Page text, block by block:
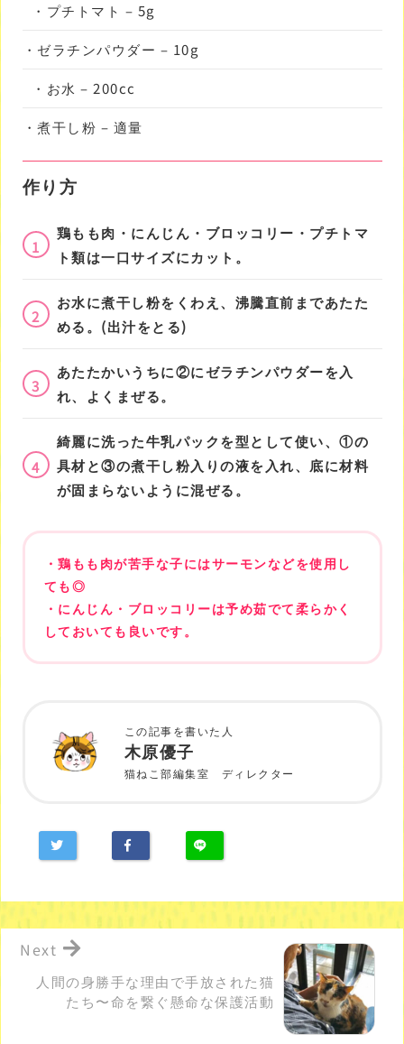
・プチトマト – 5g
・ゼラチンパウダー – 10g
・お水 – 200cc
・煮干し粉 – 適量
作り方
1
鶏もも肉・にんじん・ブロッコリー・プチトマ
ト類は一口サイズにカット。
2
お水に煮干し粉をくわえ、沸騰直前まであたた
める。(出汁をとる)
3
あたたかいうちに②にゼラチンパウダーを入
れ、よくまぜる。
4
綺麗に洗った牛乳パックを型として使い、①の
具材と③の煮干し粉入りの液を入れ、底に材料
が固まらないように混ぜる。
・鶏もも肉が苦手な子にはサーモンなどを使用し
ても◎
・にんじん・ブロッコリーは予め茹でて柔らかく
しておいても良いです。
この記事を書いた人
木原優子
猫ねこ部編集室 ディレクター
人間の身勝手な理由で手放された猫
たち〜命を繋ぐ懸命な保護活動
Next